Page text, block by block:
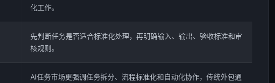
化工作。
先判断任务是否适合标准化处理，再明确输入、输出、验收标准和审
核规则。
AI任务市场更强调任务拆分、流程标准化和自动化协作，传统外包通